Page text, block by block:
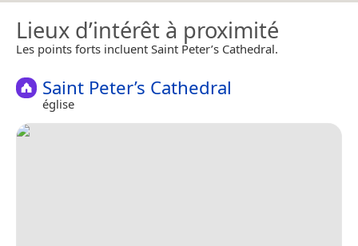
Lieux d’intérêt à proximité
Les points forts incluent Saint Peter’s Cathedral.
Saint Peter’s Cathedral
église